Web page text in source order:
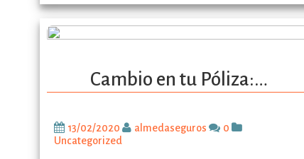
Cambio en tu Póliza:…
13/02/2020 almedaseguros
0
Uncategorized